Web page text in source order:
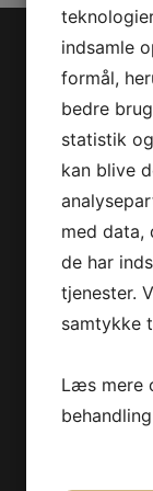
Jet-
E-
Can-
indsamle
formål,
bedre
statistik
kan blive
med data,
de har
tjenester.
samtykke
Læs mere